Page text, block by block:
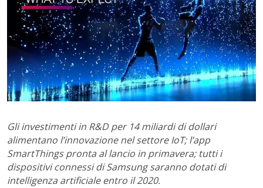
Gli investimenti in R&D per 14 miliardi di dollari
alimentano l’innovazione nel settore IoT; l’app
SmartThings pronta al lancio in primavera; tutti i
dispositivi connessi di Samsung saranno dotati di
intelligenza artificiale entro il 2020.